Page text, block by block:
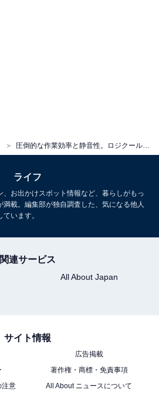
ロジクール MX MASTER 4 アド
Amazonで見る
MX MASTER 4」を見る
ライフ
お出かけスポット情報など、暮らしがもっ
満載。編集部が独自調査した、気になる他人
います。
関連サービス
All About Japan
サイト情報
広告掲載
著作権・商標・免責事項
注意
All About ニュースについて